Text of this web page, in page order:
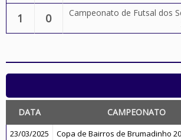
1 0
Campeonato de Futsal dos
DATA CAMPEONATO
23/03/2025
Copa de Bairros de Brumadinho